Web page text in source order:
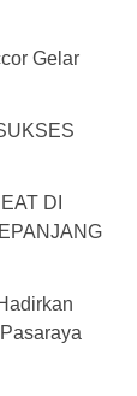
Gelar
DI